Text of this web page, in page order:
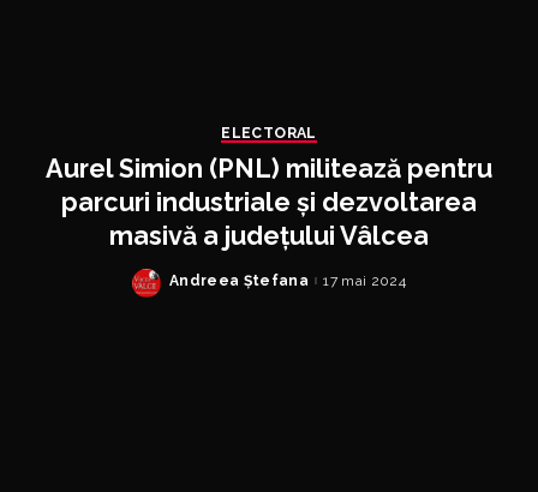
ELECTORAL
Aurel Simion (PNL) militează pentru
parcuri industriale și dezvoltarea
masivă a județului Vâlcea
Posted
Andreea Ștefana 17 mai 2024